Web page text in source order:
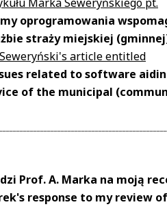
Marka Seweryńskiego pt.
oprogramowania
straży miejskiej
article entitled
related to software
of the municipal
Prof. A. Marka na moją
response to my review